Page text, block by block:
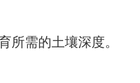
所需的土壤深度。